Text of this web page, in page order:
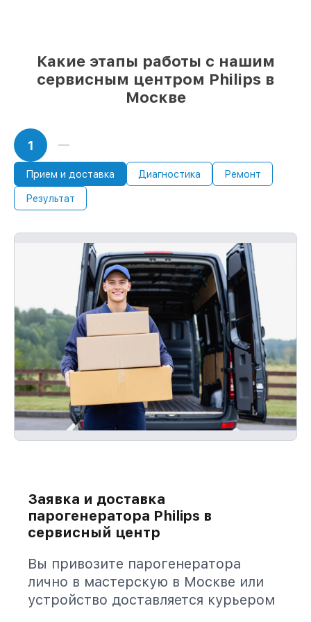
течение пары часов, при немедленном
старте работ
Какие этапы работы с нашим
сервисным центром Philips в
Москве
1
Прием и доставка Диагностика Ремонт
Результат
Заявка и доставка
парогенератора Philips в
сервисный центр
Вы привозите парогенератора
лично в мастерскую в Москве или
устройство доставляется курьером